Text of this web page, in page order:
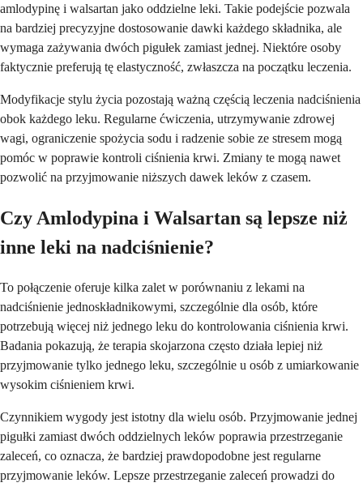
amlodypinę i walsartan jako oddzielne leki. Takie podejście pozwala
na bardziej precyzyjne dostosowanie dawki każdego składnika, ale
wymaga zażywania dwóch pigułek zamiast jednej. Niektóre osoby
faktycznie preferują tę elastyczność, zwłaszcza na początku leczenia.
Modyfikacje stylu życia pozostają ważną częścią leczenia nadciśnienia
obok każdego leku. Regularne ćwiczenia, utrzymywanie zdrowej
wagi, ograniczenie spożycia sodu i radzenie sobie ze stresem mogą
pomóc w poprawie kontroli ciśnienia krwi. Zmiany te mogą nawet
pozwolić na przyjmowanie niższych dawek leków z czasem.
Czy Amlodypina i Walsartan są lepsze niż
inne leki na nadciśnienie?
To połączenie oferuje kilka zalet w porównaniu z lekami na
nadciśnienie jednoskładnikowymi, szczególnie dla osób, które
potrzebują więcej niż jednego leku do kontrolowania ciśnienia krwi.
Badania pokazują, że terapia skojarzona często działa lepiej niż
przyjmowanie tylko jednego leku, szczególnie u osób z umiarkowanie
wysokim ciśnieniem krwi.
Czynnikiem wygody jest istotny dla wielu osób. Przyjmowanie jednej
pigułki zamiast dwóch oddzielnych leków poprawia przestrzeganie
zaleceń, co oznacza, że ​​bardziej prawdopodobne jest regularne
przyjmowanie leków. Lepsze przestrzeganie zaleceń prowadzi do